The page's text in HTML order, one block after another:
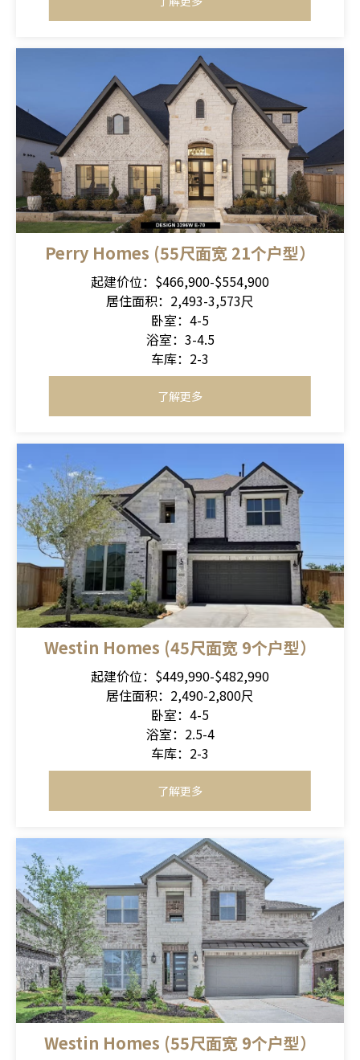
Perry Homes (55尺面宽 21个户型）
起建价位：$466,900-$554,900
居住面积：2,493-3,573尺
卧室：4-5
浴室：3-4.5
车库：2-3
了解更多
Westin Homes (45尺面宽 9个户型）
起建价位：$449,990-$482,990
居住面积：2,490-2,800尺
卧室：4-5
浴室：2.5-4
车库：2-3
了解更多
Westin Homes (55尺面宽 9个户型）